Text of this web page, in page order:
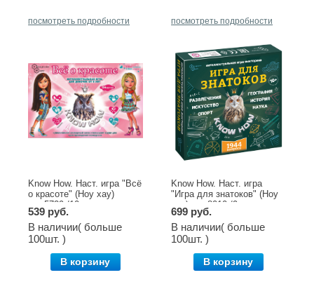
посмотреть подробности
Know How. Наст. игра "Всё
о красоте" (Ноу хау)
арт.5729 /10
539 руб.
В наличии( больше
100шт. )
В корзину
посмотреть подробности
Know How. Наст. игра
"Игра для знатоков" (Ноу
хау) арт.8010 /9
699 руб.
В наличии( больше
100шт. )
В корзину